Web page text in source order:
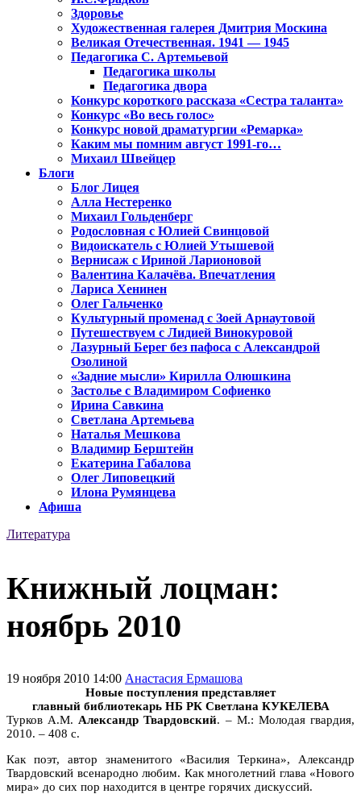
Здоровье
Художественная галерея Дмитрия Москина
Великая Отечественная. 1941 — 1945
Педагогика С. Артемьевой
Педагогика школы
Педагогика двора
Конкурс короткого рассказа «Сестра таланта»
Конкурс «Во весь голос»
Конкурс новой драматургии «Ремарка»
Каким мы помним август 1991-го…
Михаил Швейцер
Блоги
Блог Лицея
Алла Нестеренко
Михаил Гольденберг
Родословная с Юлией Свинцовой
Видоискатель с Юлией Утышевой
Вернисаж с Ириной Ларионовой
Валентина Калачёва. Впечатления
Лариса Хенинен
Олег Гальченко
Культурный променад с Зоей Арнаутовой
Путешествуем с Лидией Винокуровой
Лазурный Берег без пафоса с Александрой
Озолиной
«Задние мысли» Кирилла Олюшкина
Застолье с Владимиром Софиенко
Ирина Савкина
Светлана Артемьева
Наталья Мешкова
Владимир Берштейн
Екатерина Габалова
Олег Липовецкий
Илона Румянцева
Афиша
Литература
Книжный лоцман:
ноябрь 2010
19 ноября 2010 14:00 Анастасия Ермашова
Новые поступления представляет
главный библиотекарь НБ РК Светлана КУКЕЛЕВА
Турков А.М. Александр Твардовский. – М.: Молодая гвардия,
2010. – 408 с.
Как поэт, автор знаменитого «Василия Теркина», Александр
Твардовский всенародно любим. Как многолетний глава «Нового
мира» до сих пор находится в центре горячих дискуссий.